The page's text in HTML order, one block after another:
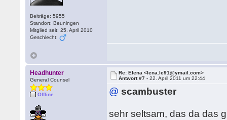
Beiträge: 5955
Standort: Beuningen
Mitglied seit: 25. April 2010
Geschlecht:
Headhunter
General Counsel
Offline
Re: Elena <lena.le91@ymail.com>
Antwort #7 -22. April 2011 um 22:44
@ scambuster
sehr seltsam, das da das